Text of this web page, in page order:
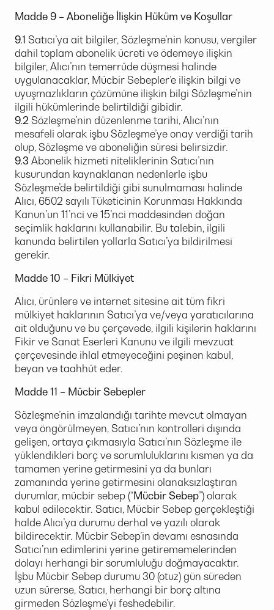
Madde 9 – Aboneliğe İlişkin Hüküm ve Koşullar
9.1 Satıcı’ya ait bilgiler, Sözleşme’nin konusu, vergiler
dahil toplam abonelik ücreti ve ödemeye ilişkin
bilgiler, Alıcı’nın temerrüde düşmesi halinde
uygulanacaklar, Mücbir Sebepler’e ilişkin bilgi ve
uyuşmazlıkların çözümüne ilişkin bilgi Sözleşme’nin
ilgili hükümlerinde belirtildiği gibidir.
9.2 Sözleşme’nin düzenlenme tarihi, Alıcı’nın
mesafeli olarak işbu Sözleşme’ye onay verdiği tarih
olup, Sözleşme ve aboneliğin süresi belirsizdir.
9.3 Abonelik hizmeti niteliklerinin Satıcı’nın
kusurundan kaynaklanan nedenlerle işbu
Sözleşme’de belirtildiği gibi sunulmaması halinde
Alıcı, 6502 sayılı Tüketicinin Korunması Hakkında
Kanun’un 11’nci ve 15’nci maddesinden doğan
seçimlik haklarını kullanabilir. Bu talebin, ilgili
kanunda belirtilen yollarla Satıcı’ya bildirilmesi
gerekir.
Madde 10 – Fikri Mülkiyet
Alıcı, ürünlere ve internet sitesine ait tüm fikri
mülkiyet haklarının Satıcı’ya ve/veya yaratıcılarına
ait olduğunu ve bu çerçevede, ilgili kişilerin haklarını
Fikir ve Sanat Eserleri Kanunu ve ilgili mevzuat
çerçevesinde ihlal etmeyeceğini peşinen kabul,
beyan ve taahhüt eder.
Madde 11 – Mücbir Sebepler
Sözleşme’nin imzalandığı tarihte mevcut olmayan
veya öngörülmeyen, Satıcı’nın kontrolleri dışında
gelişen, ortaya çıkmasıyla Satıcı’nın Sözleşme ile
yüklendikleri borç ve sorumluluklarını kısmen ya da
tamamen yerine getirmesini ya da bunları
zamanında yerine getirmesini olanaksızlaştıran
durumlar, mücbir sebep (“Mücbir Sebep”) olarak
kabul edilecektir. Satıcı, Mücbir Sebep gerçekleştiği
halde Alıcı’ya durumu derhal ve yazılı olarak
bildirecektir. Mücbir Sebep’in devamı esnasında
Satıcı’nın edimlerini yerine getirememelerinden
dolayı herhangi bir sorumluluğu doğmayacaktır.
İşbu Mücbir Sebep durumu 30 (otuz) gün süreden
uzun sürerse, Satıcı, herhangi bir borç altına
girmeden Sözleşme’yi feshedebilir.